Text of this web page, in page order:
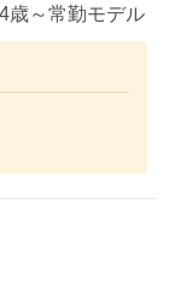
歳～常勤モデル